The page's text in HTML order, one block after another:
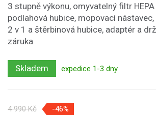
3 stupně výkonu, omyvatelný filtr
podlahová hubice, mopovací
2 v 1 a štěrbinová hubice, adaptér a
záruka
Skladem expedice 1-3 dny
4 990 Kč -46%